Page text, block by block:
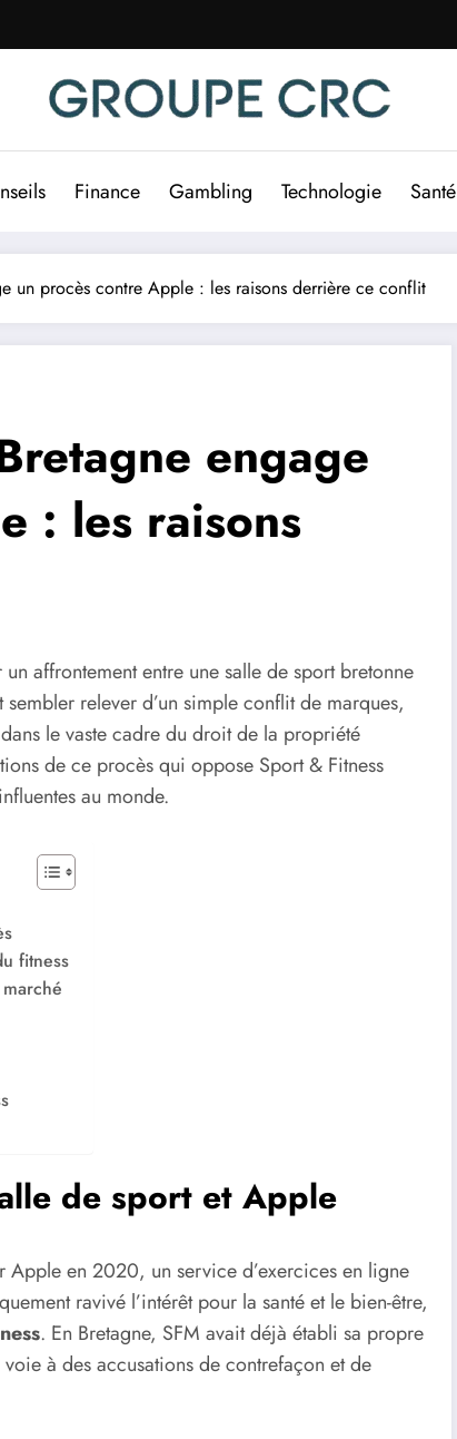
Finance Gambling Technologie Santé
un procès contre Apple : les raisons derrière ce conflit
engage
: les raisons
affrontement entre une salle de sport bretonne
relever d’un simple conflit de marques,
le vaste cadre du droit de la propriété
de ce procès qui oppose Sport & Fitness
au monde.
fitness
de sport et Apple
Apple en 2020, un service d’exercices en ligne
ravivé l’intérêt pour la santé et le bien-être,
. En Bretagne, SFM avait déjà établi sa propre
à des accusations de contrefaçon et de